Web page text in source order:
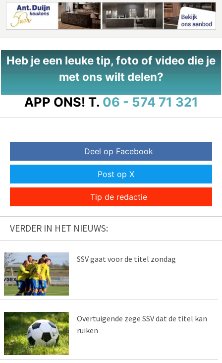
Heb je een leuke tip, foto of video die je
met ons wilt delen?
APP ONS! T. 06 - 574 71 321
Deel op Facebook
Post op X
Tip de redactie
VERDER IN HET NIEUWS:
SSV gaat voor de titel zondag
Overtuigende zege SSV dat de titel kan
ruiken